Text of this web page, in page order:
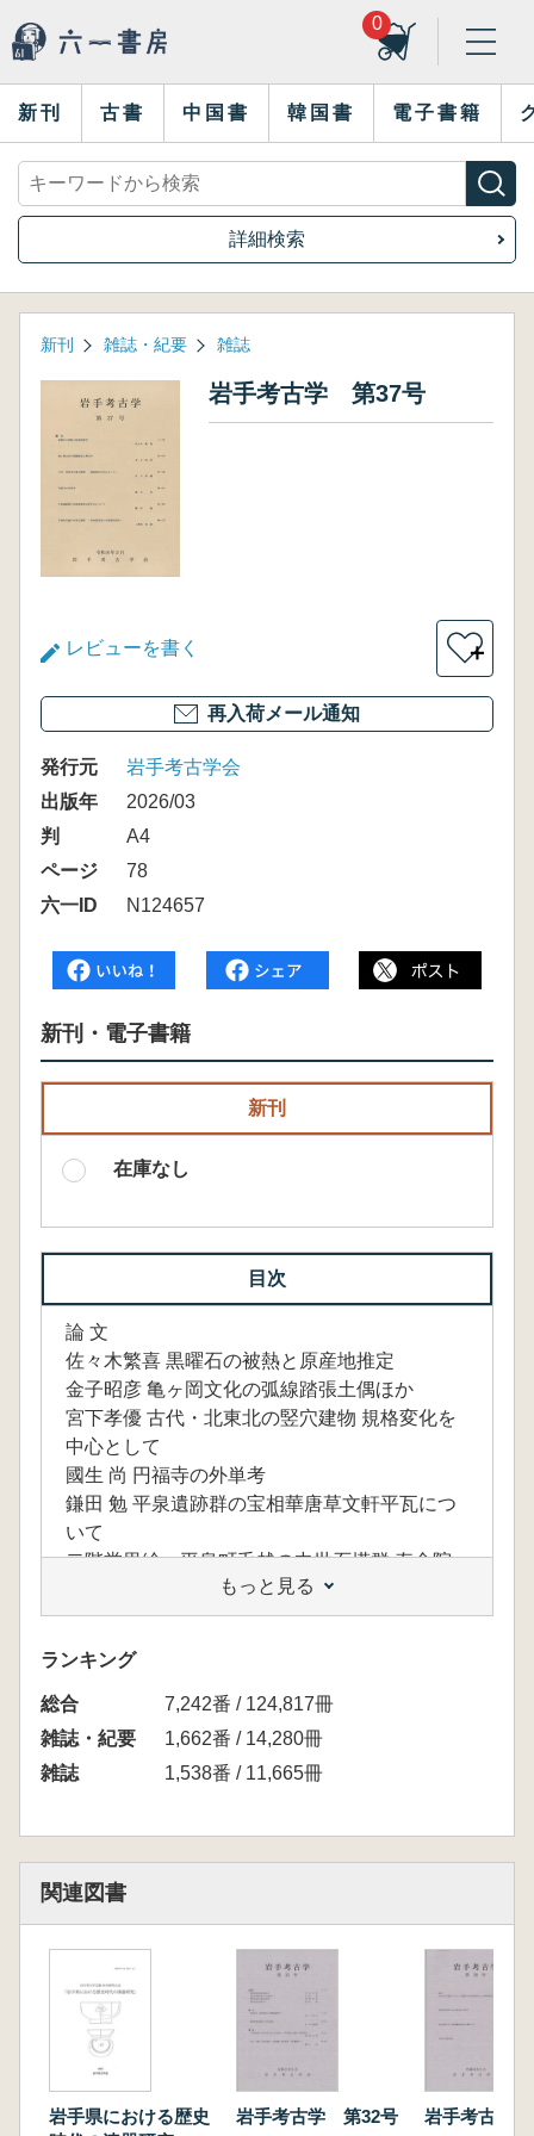
0
新刊 古書 中国書 韓国書 電子書籍
詳細検索
新刊 雑誌・紀要 雑誌
岩手考古学 第37号
レビューを書く ＋
再入荷メール通知
発行元
岩手考古学会
出版年
2026/03
判
A4
ページ
78
六一ID
N124657
新刊・電子書籍
新刊
在庫なし
目次
論 文
佐々木繁喜 黒曜石の被熱と原産地推定
金子昭彦 亀ヶ岡文化の弧線踏張土偶ほか
宮下孝優 古代・北東北の竪穴建物 規格変化を
中心として
國生 尚 円福寺の外単考
鎌田 勉 平泉遺跡群の宝相華唐草文軒平瓦につ
いて
二階堂里絵 平泉町毛越の中世石塔群 寿命院
周辺の石塔資料紹介もっと見る
ランキング
総合
7,242番 / 124,817冊
雑誌・紀要
1,662番 / 14,280冊
雑誌
1,538番 / 11,665冊
関連図書
岩手県における歴史
岩手考古学 第32号 岩手考古学